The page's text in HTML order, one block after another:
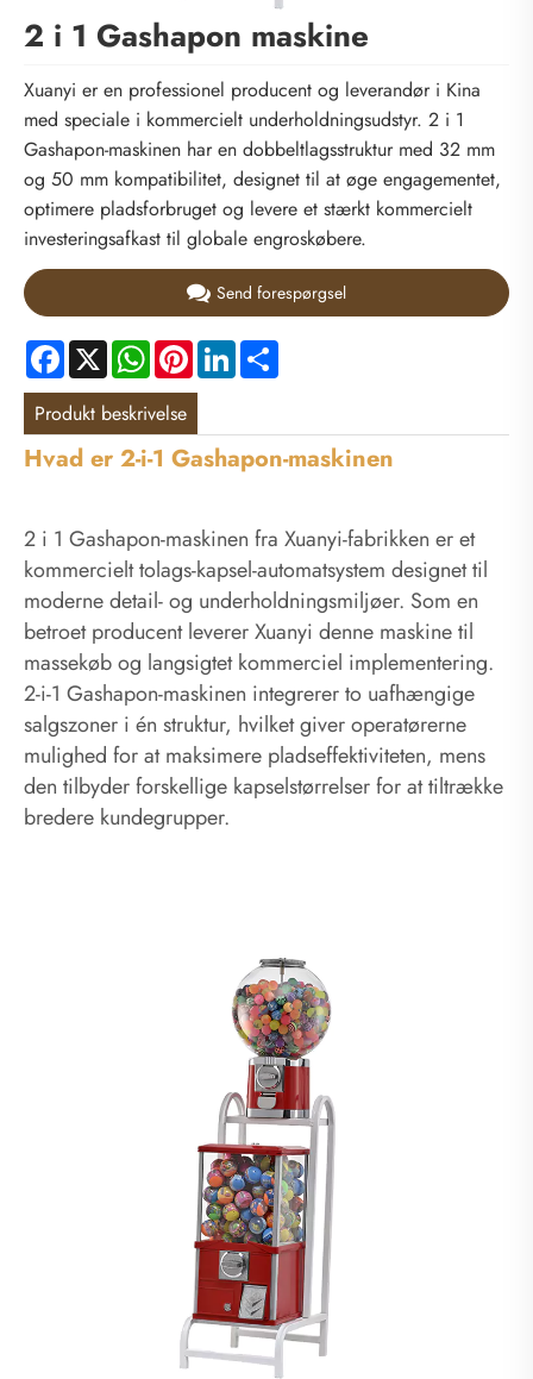
2 i 1 Gashapon maskine
Xuanyi er en professionel producent og leverandør i Kina
med speciale i kommercielt underholdningsudstyr. 2 i 1
Gashapon-maskinen har en dobbeltlagsstruktur med 32 mm
og 50 mm kompatibilitet, designet til at øge engagementet,
optimere pladsforbruget og levere et stærkt kommercielt
investeringsafkast til globale engroskøbere.
Send forespørgsel
Facebook
X WhatsApp
PinterestLinkedIn
Produkt beskrivelse
Hvad er 2-i-1 Gashapon-maskinen
2 i 1 Gashapon-maskinen fra Xuanyi-fabrikken er et
kommercielt tolags-kapsel-automatsystem designet til
moderne detail- og underholdningsmiljøer. Som en
betroet producent leverer Xuanyi denne maskine til
massekøb og langsigtet kommerciel implementering.
2-i-1 Gashapon-maskinen integrerer to uafhængige
salgszoner i én struktur, hvilket giver operatørerne
mulighed for at maksimere pladseffektiviteten, mens
den tilbyder forskellige kapselstørrelser for at tiltrække
bredere kundegrupper.